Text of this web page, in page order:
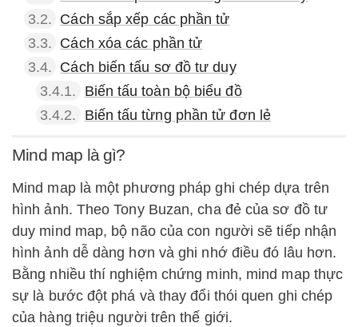
3.2. Cách sắp xếp các phần tử
3.3. Cách xóa các phần tử
3.4. Cách biến tấu sơ đồ tư duy
3.4.1.
Biến tấu toàn bộ biểu đồ
3.4.2.
Biến tấu từng phần tử đơn lẻ
Mind map là gì?
Mind map là một phương pháp ghi chép dựa trên
hình ảnh. Theo Tony Buzan, cha đẻ của sơ đồ tư
duy mind map, bộ não của con người sẽ tiếp nhận
hình ảnh dễ dàng hơn và ghi nhớ điều đó lâu hơn.
Bằng nhiều thí nghiệm chứng minh, mind map thực
sự là bước đột phá và thay đổi thói quen ghi chép
của hàng triệu người trên thế giới.